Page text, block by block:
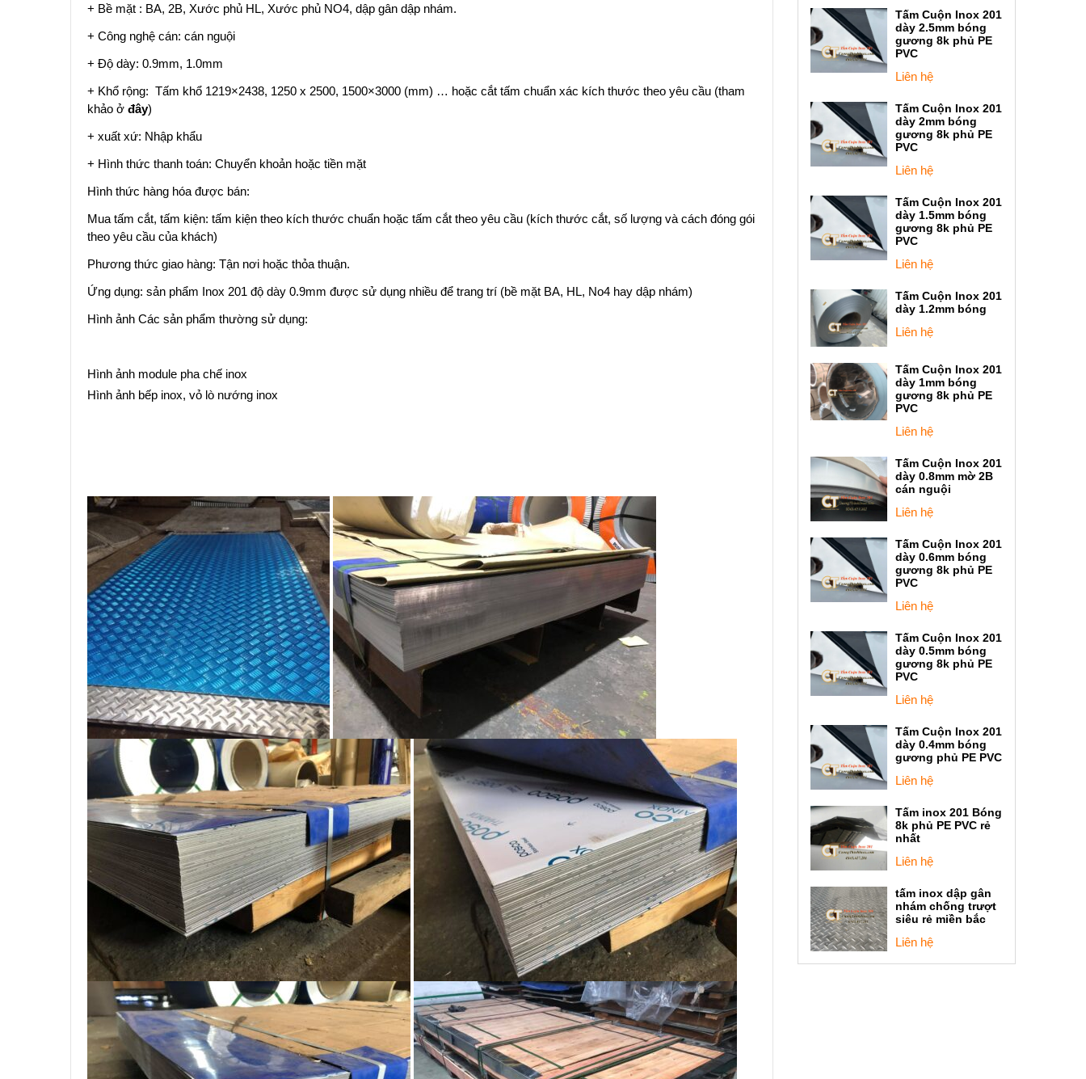
+ Bề mặt : BA, 2B, Xước phủ HL, Xước phủ NO4, dập gân dập nhám.
+ Công nghệ cán: cán nguội
+ Độ dày: 0.9mm, 1.0mm
+ Khổ rộng: Tấm khổ 1219×2438, 1250 x 2500, 1500×3000 (mm) … hoặc cắt tấm chuẩn xác kích thước theo yêu cầu (tham
khảo ở đây)
+ xuất xứ: Nhập khẩu
+ Hình thức thanh toán: Chuyển khoản hoặc tiền mặt
Hình thức hàng hóa được bán:
Mua tấm cắt, tấm kiện: tấm kiện theo kích thước chuẩn hoặc tấm cắt theo yêu cầu (kích thước cắt, số lượng và cách đóng gói
theo yêu cầu của khách)
Phương thức giao hàng: Tận nơi hoặc thỏa thuận.
Ứng dụng: sản phẩm Inox 201 độ dày 0.9mm được sử dụng nhiều để trang trí (bề mặt BA, HL, No4 hay dập nhám)
Hình ảnh Các sản phẩm thường sử dụng:
Hình ảnh module pha chế inox
Hình ảnh bếp inox, vỏ lò nướng inox
Tấm Cuộn Inox 201
dày 2.5mm bóng
gương 8k phủ PE
PVC
Liên hệ
Tấm Cuộn Inox 201
dày 2mm bóng
gương 8k phủ PE
PVC
Liên hệ
Tấm Cuộn Inox 201
dày 1.5mm bóng
gương 8k phủ PE
PVC
Liên hệ
Tấm Cuộn Inox 201
dày 1.2mm bóng
Liên hệ
Tấm Cuộn Inox 201
dày 1mm bóng
gương 8k phủ PE
PVC
Liên hệ
Tấm Cuộn Inox 201
dày 0.8mm mờ 2B
cán nguội
Liên hệ
Tấm Cuộn Inox 201
dày 0.6mm bóng
gương 8k phủ PE
PVC
Liên hệ
Tấm Cuộn Inox 201
dày 0.5mm bóng
gương 8k phủ PE
PVC
Liên hệ
Tấm Cuộn Inox 201
dày 0.4mm bóng
gương phủ PE PVC
Liên hệ
Tấm inox 201 Bóng
8k phủ PE PVC rẻ
nhất
Liên hệ
tấm inox dập gân
nhám chống trượt
siêu rẻ miền bắc
Liên hệ